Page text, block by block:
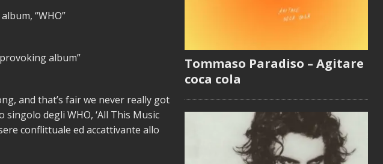
“WHO”
album”
and that’s fair we never really got
degli WHO, ‘All This Music
conflittuale ed accattivante allo
Tommaso Paradiso – Agitare
coca cola